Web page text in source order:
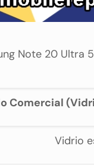
Note 20 Ultra
Comercial
Vidrio